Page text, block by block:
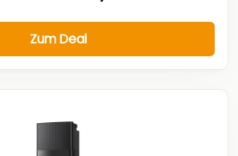
Zum Deal